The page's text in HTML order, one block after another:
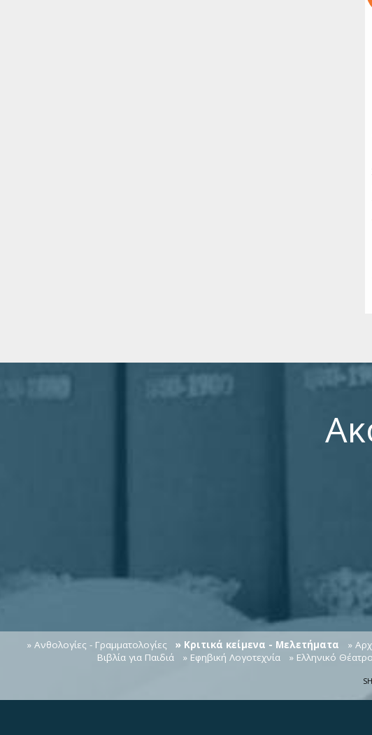
Παγκόσμιο Θέατρο
» Ανθολογίες - Γραμματολογίες » Κριτικά κείμενα - Μελετήματα »
Βιβλία για Παιδιά
» Εφηβική Λογοτεχνία » Ελληνικό Θέατρο